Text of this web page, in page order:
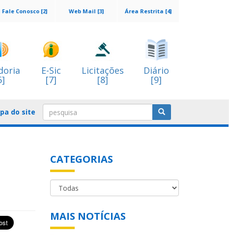
Área Restrita [4]
Web Mail [3]
Fale Conosco [2]
E-Sic
[7]
Licitações
[8]
Diário
[9]
do site
CATEGORIAS
MAIS NOTÍCIAS